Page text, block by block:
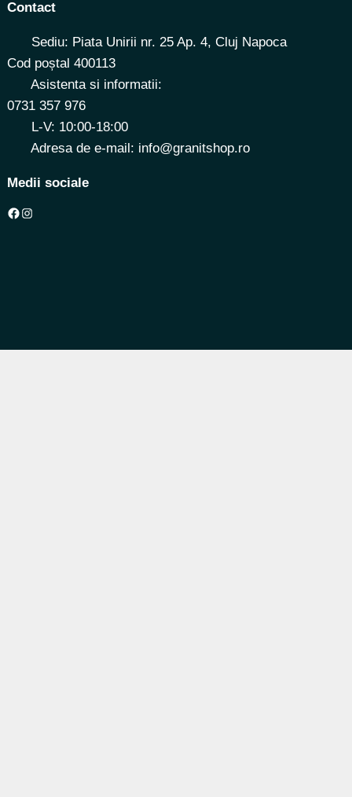
Contact
Sediu: Piata Unirii nr. 25 Ap. 4, Cluj Napoca
Cod poștal 400113
Asistenta si informatii:
0731 357 976
L-V: 10:00-18:00
Adresa de e-mail: info@granitshop.ro
Medii sociale
Facebook
Instagram